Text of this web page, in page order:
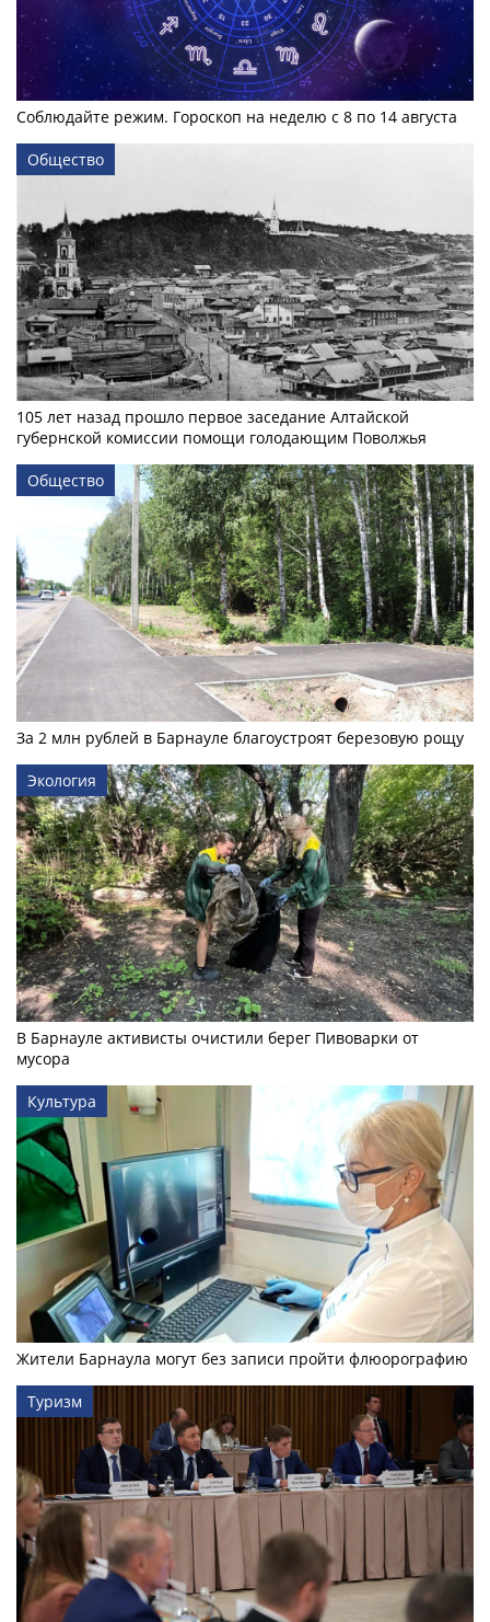
Соблюдайте режим. Гороскоп на неделю с 8 по 14 августа
Общество
105 лет назад прошло первое заседание Алтайской
губернской комиссии помощи голодающим Поволжья
Общество
За 2 млн рублей в Барнауле благоустроят березовую рощу
Экология
В Барнауле активисты очистили берег Пивоварки от
мусора
Культура
Жители Барнаула могут без записи пройти флюорографию
Туризм